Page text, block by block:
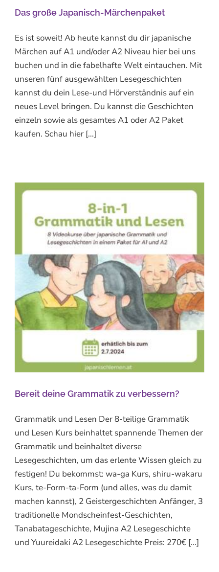
Das große Japanisch-Märchenpaket
Es ist soweit! Ab heute kannst du dir japanische
Märchen auf A1 und/oder A2 Niveau hier bei uns
buchen und in die fabelhafte Welt eintauchen. Mit
unseren fünf ausgewählten Lesegeschichten
kannst du dein Lese-und Hörverständnis auf ein
neues Level bringen. Du kannst die Geschichten
einzeln sowie als gesamtes A1 oder A2 Paket
kaufen. Schau hier [...]
Bereit deine Grammatik zu verbessern?
Grammatik und Lesen Der 8-teilige Grammatik
und Lesen Kurs beinhaltet spannende Themen der
Grammatik und beinhaltet diverse
Lesegeschichten, um das erlente Wissen gleich zu
festigen! Du bekommst: wa-ga Kurs, shiru-wakaru
Kurs, te-Form-ta-Form (und alles, was du damit
machen kannst), 2 Geistergeschichten Anfänger, 3
traditionelle Mondscheinfest-Geschichten,
Tanabatageschichte, Mujina A2 Lesegeschichte
und Yuureidaki A2 Lesegeschichte Preis: 270€ [...]